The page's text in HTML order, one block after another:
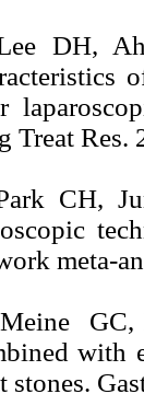
DH,
Treat
CH,
meta-
GC,
with
stones.